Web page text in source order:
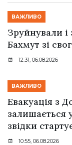
ВАЖЛИВО
Зруйнували і
Бахмут зі
12:31, 06.08.2026
ВАЖЛИВО
Евакуація з
залишається
звідки
10:55, 06.08.2026